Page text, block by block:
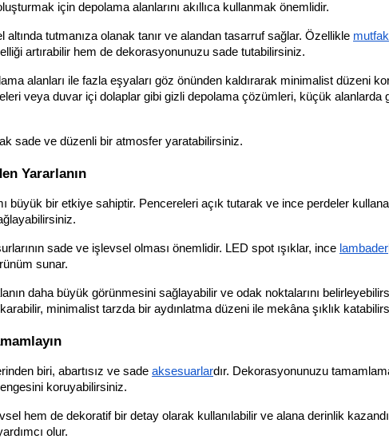
için depolama alanlarını akıllıca kullanmak önemlidir.
altında tutmanıza olanak tanır ve alandan tasarruf sağlar. Özellikle mutfak
artırabilir hem de dekorasyonunuzu sade tutabilirsiniz.
alanları ile fazla eşyaları göz önünden kaldırarak minimalist düzeni
veya duvar içi dolaplar gibi gizli depolama çözümleri, küçük alanlarda
sade ve düzenli bir atmosfer yaratabilirsiniz.
Yararlanın
büyük bir etkiye sahiptir. Pencereleri açık tutarak ve ince perdeler
sade ve işlevsel olması önemlidir. LED spot ışıklar, ince lambader
sunar.
daha büyük görünmesini sağlayabilir ve odak noktalarını
minimalist tarzda bir aydınlatma düzeni ile mekâna şıklık
biri, abartısız ve sade aksesuarlardır. Dekorasyonunuzu
koruyabilirsiniz.
hem de dekoratif bir detay olarak kullanılabilir ve alana derinlik
olur.